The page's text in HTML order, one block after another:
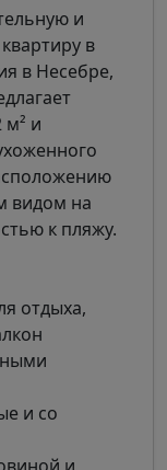
и
в
в Несебре,
и
видом на
к пляжу.
отдыха,
и со